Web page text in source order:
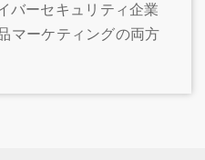
バーセキュリティ企業
マーケティングの両方